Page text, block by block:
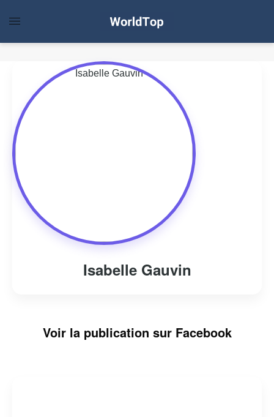
Isabelle Gauvin
Voir la publication sur Facebook